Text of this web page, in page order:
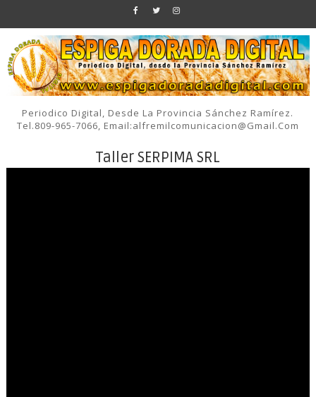
Periodico Digital, Desde La Provincia Sánchez Ramírez.
Tel.809-965-7066, Email:alfremilcomunicacion@gmail.com
Taller SERPIMA SRL